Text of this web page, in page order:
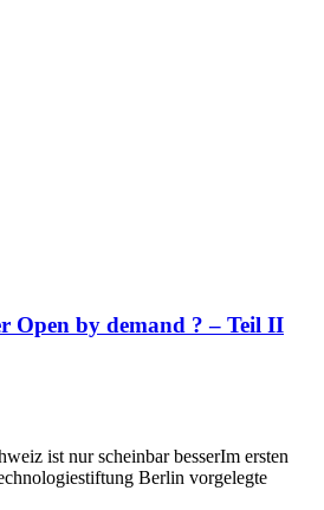
Open by demand ? – Teil II
ist nur scheinbar besserIm ersten
Berlin vorgelegte